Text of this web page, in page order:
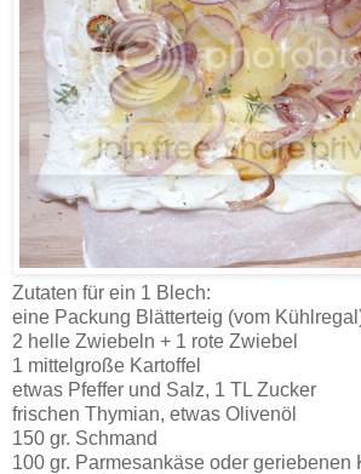
Zutaten für ein 1 Blech:
eine Packung Blätterteig (vom
2 helle Zwiebeln + 1 rote Zwiebel
1 mittelgroße Kartoffel
etwas Pfeffer und Salz, 1 TL Zucker
frischen Thymian, etwas Olivenöl
150 gr. Schmand
100 gr. Parmesankäse oder geriebenen